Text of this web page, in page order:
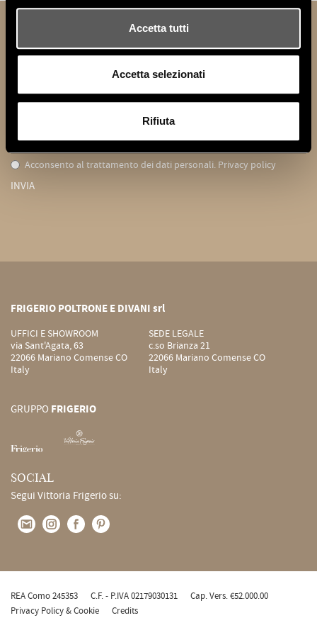
Accetta tutti
Accetta selezionati
Rifiuta
Resta aggiornato sulle novità Vittoria Frigerio :
Iscriviti per restare sempre aggiornato:
Acconsento al trattamento dei dati personali. Privacy policy
INVIA
FRIGERIO POLTRONE E DIVANI srl
UFFICI E SHOWROOM
via Sant'Agata, 63
22066 Mariano Comense CO
Italy
SEDE LEGALE
c.so Brianza 21
22066 Mariano Comense CO
Italy
GRUPPO FRIGERIO
SOCIAL
Segui Vittoria Frigerio su:
REA Como 245353 C.F. - P.IVA 02179030131
Cap. Vers. €52.000.00
Privacy Policy & Cookie
Credits